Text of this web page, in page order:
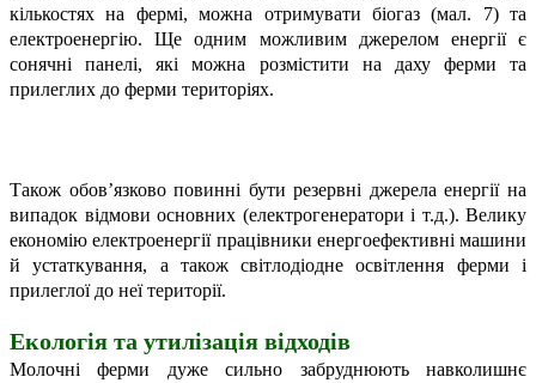
кількостях на фермі, можна отримувати біогаз (мал. 7) та
електроенергію. Ще одним можливим джерелом енергії є
сонячні панелі, які можна розмістити на даху ферми та
прилеглих до ферми територіях.
Також обов’язково повинні бути резервні джерела енергії на
випадок відмови основних (електрогенератори і т.д.). Велику
економію електроенергії працівники енергоефективні машини
й устаткування, а також світлодіодне освітлення ферми і
прилеглої до неї території.
Екологія та утилізація відходів
Молочні ферми дуже сильно забруднюють навколишнє